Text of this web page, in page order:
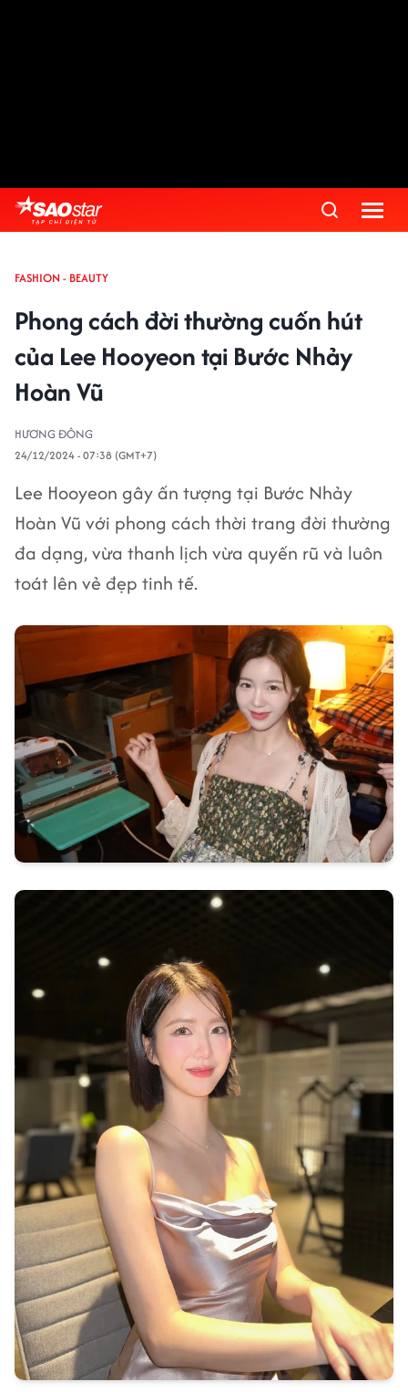
FASHION - BEAUTY
Phong cách đời thường cuốn hút
của Lee Hooyeon tại Bước Nhảy
Hoàn Vũ
HƯƠNG ĐÔNG
24/12/2024 - 07:38 (GMT+7)
Lee Hooyeon gây ấn tượng tại Bước Nhảy
Hoàn Vũ với phong cách thời trang đời thường
đa dạng, vừa thanh lịch vừa quyến rũ và luôn
toát lên vẻ đẹp tinh tế.